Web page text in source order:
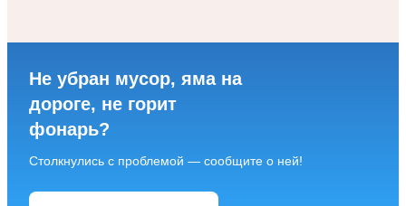
Не убран мусор, яма на
дороге, не горит
фонарь?
Столкнулись с проблемой — сообщите о ней!